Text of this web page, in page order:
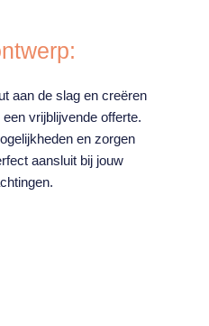
aan de slag en creëren
vrijblijvende offerte.
en zorgen
aansluit bij jouw